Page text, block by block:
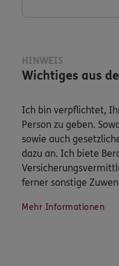
HINWEIS
Wichtiges aus
Ich bin verpflichtet,
Person zu geben.
sowie auch
dazu an. Ich biete
ferner sonstige
Mehr Informationen